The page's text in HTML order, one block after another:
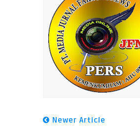
Newer Article